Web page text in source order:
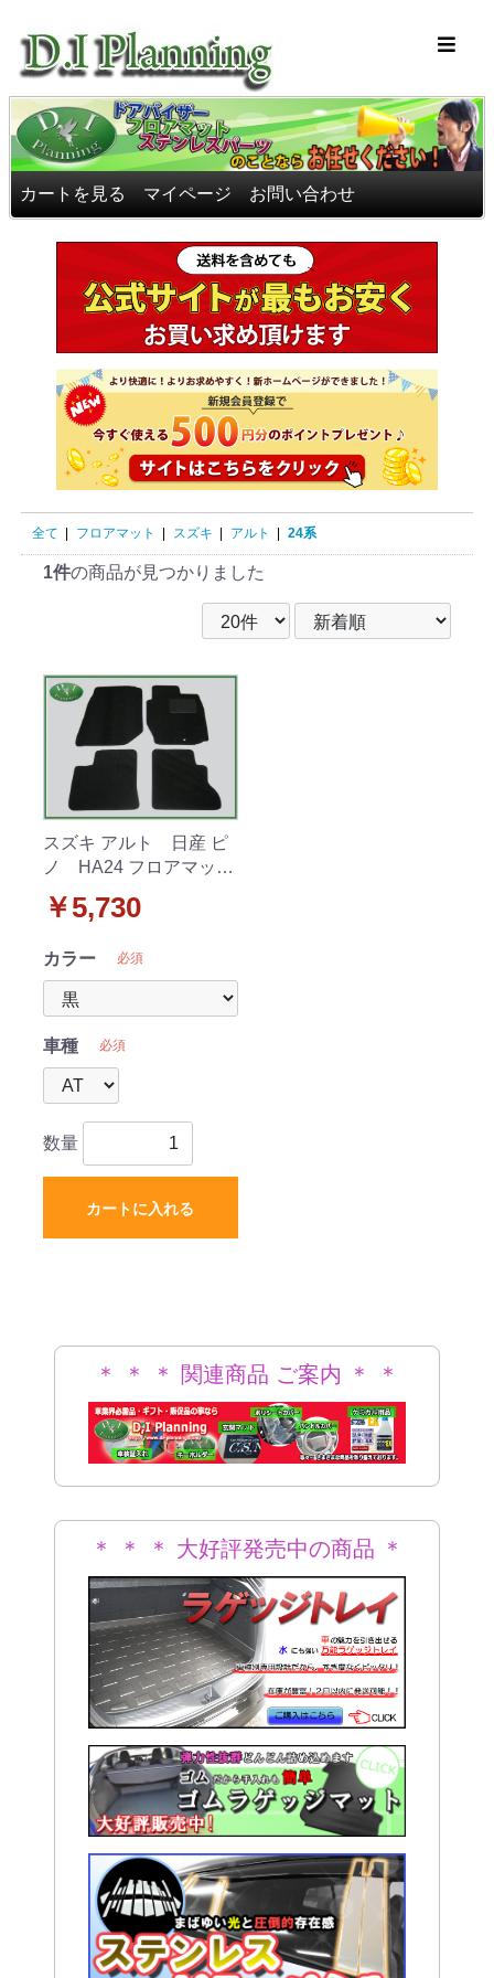
カートを見る マイページ お問い合わせ
全て | フロアマット | スズキ | アルト | 24系
1件の商品が見つかりました
スズキ アルト 日産 ピ
ノ HA24 フロアマット
カーマット DX マツ
ダ キャロル
￥5,730
カラー 必須
車種 必須
数量
カートに入れる
＊ ＊ ＊ 関連商品 ご案内 ＊ ＊
＊
＊ ＊ ＊ 大好評発売中の商品 ＊
＊ ＊